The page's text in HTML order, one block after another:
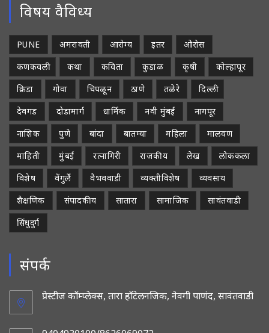
विषय वैविध्य
PUNE अमरावती आरोग्य इतर
ओरोस
कणकवली
कथा कविता कुडाळ कृषी
कोल्हापूर
क्रिडा
गोवा चिपळून ठाणे तळेरे
दिल्ली
देवगड
दोडामार्ग धार्मिक नवी मुंबई
नागपूर
नाशिक
पुणे बांदा बातम्या महिला
मालवण
माहिती
मुंबई रत्नागिरी राजकीय लेख
लोककला
विशेष
वेंगुर्ले वैभववाडी व्यक्तीविशेष
व्यवसाय
शैक्षणिक
संपादकीय सातारा सामाजिक
सावंतवाडी
सिंधुदुर्ग
संपर्क
प्रेस्टीज कॉम्प्लेक्स, तारा हॉटेलनजिक, नेवगी पाणंद, सावंतवाडी